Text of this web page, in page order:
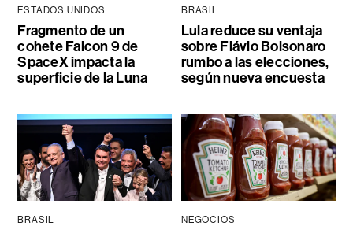
ESTADOS UNIDOS
Fragmento de un
cohete Falcon 9 de
SpaceX impacta la
superficie de la Luna
BRASIL
Lula reduce su ventaja
sobre Flávio Bolsonaro
rumbo a las elecciones,
según nueva encuesta
BRASIL NEGOCIOS